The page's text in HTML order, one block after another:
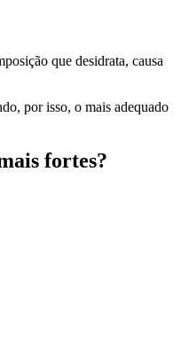
que desidrata, causa
por isso, o mais adequado
fortes?